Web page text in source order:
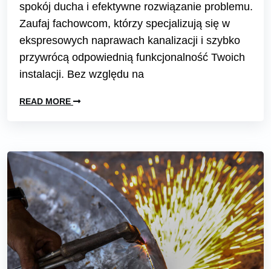
spokój ducha i efektywne rozwiązanie problemu.
Zaufaj fachowcom, którzy specjalizują się w
ekspresowych naprawach kanalizacji i szybko
przywrócą odpowiednią funkcjonalność Twoich
instalacji. Bez względu na
READ MORE